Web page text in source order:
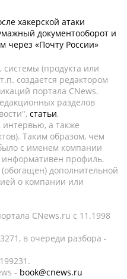
хакерской атаки
документооборот и
через «Почту России»
(продукта или
создается редактором
портала CNews.
разделов
статьи,
а также
Таким образом, чем
с именем компании
информативен профиль.
дополнительной
о компании или
CNews.ru c 11.1998
в очереди разбора -
- book@cnews.ru